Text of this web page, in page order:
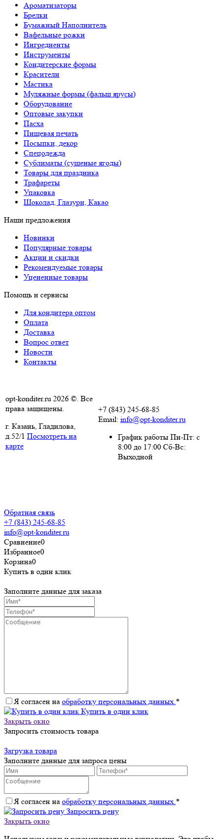
Ароматизаторы
Брелки
Бумажный Наполнитель
Вафельные рожки
Ингредиенты
Инструменты
Кондитерские формы
Красители
Мастика
Муляжные формы (фальш ярусы)
Оборудование
Оптовые закупки
Пасха
Пищевая печать
Посыпки, декор
Спецодежда
Сублиматы (сушеные ягоды)
Товары для праздника
Трафареты
Упаковка
Шоколад, Глазури, Какао
Наши предложения
Новинки
Популярные товары
Акции и скидки
Рекомендуемые товары
Уцененные товары
Помощь и сервисы
Для кондитера оптом
Оплата
Доставка
Вопрос ответ
Новости
Контакты
opt-konditer.ru 2026 ©. Все
права защищены.
г. Казань, Гладилова,
д.52/1 Посмотреть на
карте
+7 (843) 245-68-85
Email: info@opt-konditer.ru
График работы Пн-Пт: с
8:00 до 17:00 Сб-Вс:
Выходной
Обратная связь
+7 (843) 245-68-85
info@opt-konditer.ru
Сравнение0
Избранное0
Корзина0
Купить в один клик
Заполните данные для заказа
Я согласен на обработку персональных данных.*
Купить в один клик
Закрыть окно
Запросить стоимость товара
Загрузка товара
Заполните данные для запроса цены
Я согласен на обработку персональных данных.*
Запросить цену
Закрыть окно